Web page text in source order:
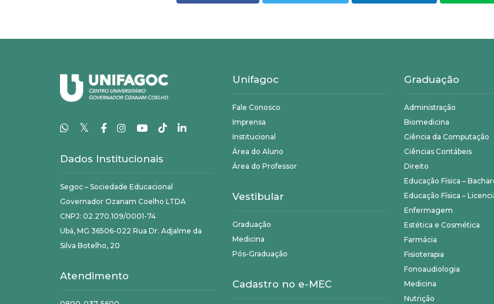
𝕏
Dados Institucionais
Segoc – Sociedade Educacional
Governador Ozanam Coelho LTDA
CNPJ: 02.270.109/0001-74
Ubá, MG 36506-022 Rua Dr. Adjalme da
Silva Botelho, 20
Atendimento
Unifagoc
Fale Conosco
Imprensa
Institucional
Área do Aluno
Área do Professor
Vestibular
Graduação
Medicina
Pós-Graduação
Cadastro no e-MEC
Graduação
Administração
Biomedicina
Ciência da Computação
Ciências Contábeis
Direito
Educação Física –
Educação Física –
Enfermagem
Estética e Cosmética
Farmácia
Fisioterapia
Fonoaudiologia
Medicina
Nutrição